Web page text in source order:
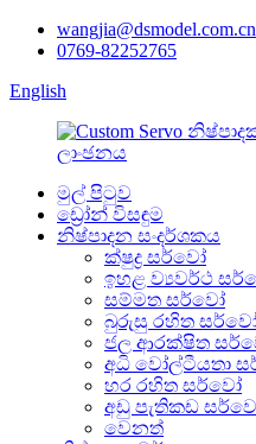
wangjia@dsmodel.com.cn
0769-82252765
English
මුල් පිටුව
ඩ්‍රෝන් විසඳුම
නිෂ්පාදන සංදර්ශකය
ක්ෂුද්‍ර සර්වෝ
ඉහළ ව්‍යවර්ථ
සම්මත සර්වෝ
බුරුසු රහිත
ජල ආරක්ෂිත
අධි වෝල්ටීයතා
හර රහිත සර්වෝ
අඩු පැතිකඩ
වෙනත්